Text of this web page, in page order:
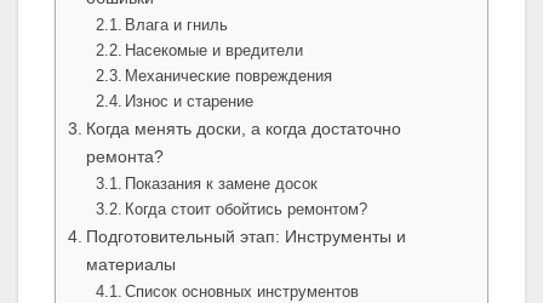
Влага и гниль
Насекомые и вредители
Механические повреждения
Износ и старение
Когда менять доски, а когда достаточно
ремонта?
Показания к замене досок
Когда стоит обойтись ремонтом?
Подготовительный этап: Инструменты и
материалы
Список основных инструментов